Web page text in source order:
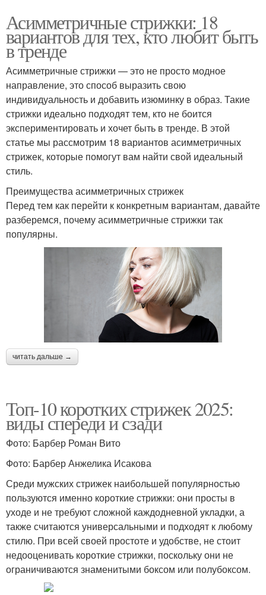
Асимметричные стрижки: 18
вариантов для тех, кто любит быть
в тренде
Асимметричные стрижки — это не просто модное
направление, это способ выразить свою
индивидуальность и добавить изюминку в образ. Такие
стрижки идеально подходят тем, кто не боится
экспериментировать и хочет быть в тренде. В этой
статье мы рассмотрим 18 вариантов асимметричных
стрижек, которые помогут вам найти свой идеальный
стиль.
Преимущества асимметричных стрижек
Перед тем как перейти к конкретным вариантам, давайте
разберемся, почему асимметричные стрижки так
популярны.
читать дальше →
Топ-10 коротких стрижек 2025:
виды спереди и сзади
Фото: Барбер Роман Вито
Фото: Барбер Анжелика Исакова
Среди мужских стрижек наибольшей популярностью
пользуются именно короткие стрижки: они просты в
уходе и не требуют сложной каждодневной укладки, а
также считаются универсальными и подходят к любому
стилю. При всей своей простоте и удобстве, не стоит
недооценивать короткие стрижки, поскольку они не
ограничиваются знаменитыми боксом или полубоксом.